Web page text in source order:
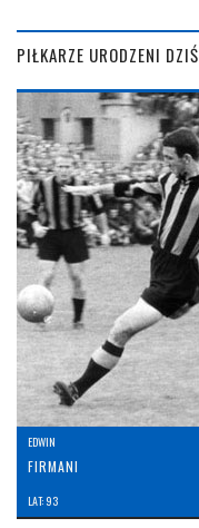
PIŁKARZE URODZENI DZIŚ
EDWIN
FIRMANI
LAT: 93